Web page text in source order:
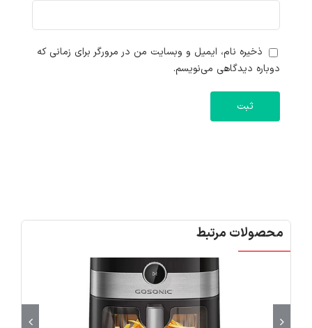
ذخیره نام، ایمیل و وبسایت من در مرورگر برای زمانی که
دوباره دیدگاهی می‌نویسم.
محصولات مرتبط